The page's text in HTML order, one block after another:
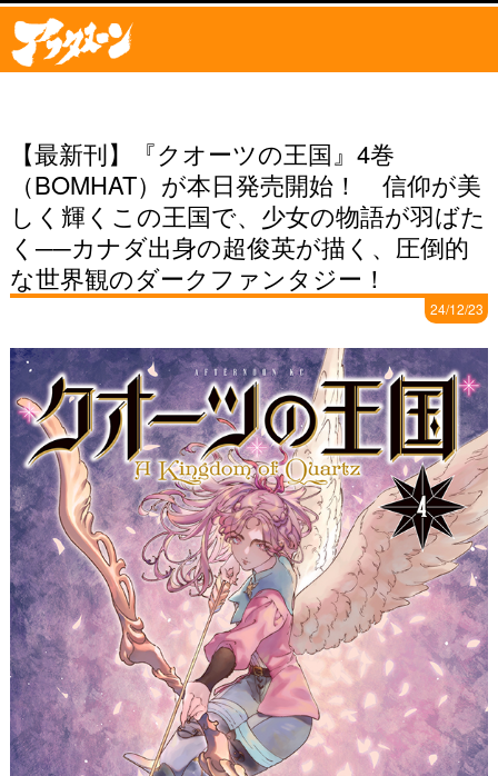
【最新刊】『クオーツの王国』4巻
（BOMHAT）が本日発売開始！ 信仰が美
しく輝くこの王国で、少女の物語が羽ばた
く──カナダ出身の超俊英が描く、圧倒的
な世界観のダークファンタジー！
24/12/23